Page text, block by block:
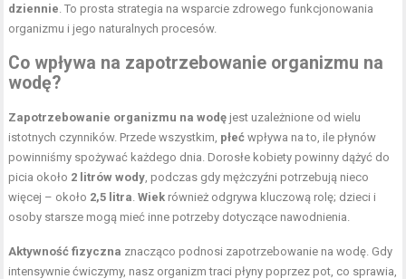
dziennie . To prosta strategia na wsparcie zdrowego funkcjonowania
organizmu i jego naturalnych procesów.
Co wpływa na zapotrzebowanie organizmu na
wodę?
Zapotrzebowanie organizmu na wodę jest uzależnione od wielu
istotnych czynników. Przede wszystkim, płeć wpływa na to, ile płynów
powinniśmy spożywać każdego dnia. Dorosłe kobiety powinny dążyć do
picia około 2 litrów wody , podczas gdy mężczyźni potrzebują nieco
więcej – około 2,5 litra .Wiek również odgrywa kluczową rolę; dzieci i
osoby starsze mogą mieć inne potrzeby dotyczące nawodnienia.
Aktywność fizyczna znacząco podnosi zapotrzebowanie na wodę. Gdy
intensywnie ćwiczymy, nasz organizm traci płyny poprzez pot, co sprawia,